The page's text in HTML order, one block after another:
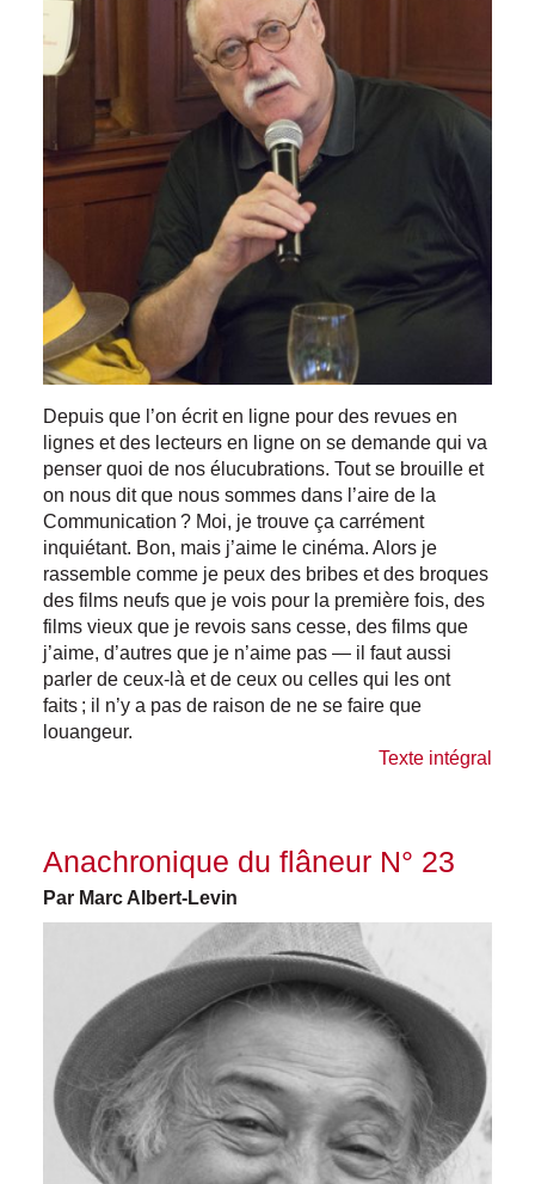
Depuis que l’on écrit en ligne pour des revues en
lignes et des lecteurs en ligne on se demande qui va
penser quoi de nos élucubrations. Tout se brouille et
on nous dit que nous sommes dans l’aire de la
Communication ? Moi, je trouve ça carrément
inquiétant. Bon, mais j’aime le cinéma. Alors je
rassemble comme je peux des bribes et des broques
des films neufs que je vois pour la première fois, des
films vieux que je revois sans cesse, des films que
j’aime, d’autres que je n’aime pas — il faut aussi
parler de ceux-là et de ceux ou celles qui les ont
faits ; il n’y a pas de raison de ne se faire que
louangeur.
Texte intégral
Anachronique du flâneur N° 23
Par Marc Albert-Levin